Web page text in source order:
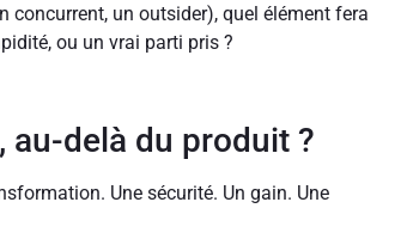
concurrent, un outsider), quel élément fera
ou un vrai parti pris ?
au-delà du produit ?
Une sécurité. Un gain. Une